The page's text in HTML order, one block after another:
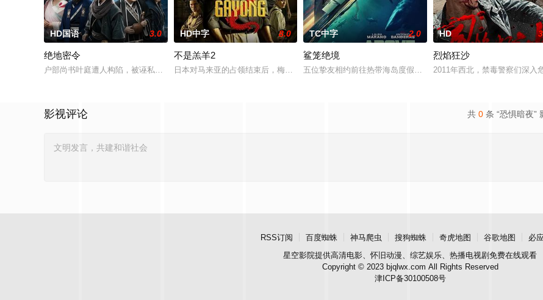
HD国语 3.0
绝地密令
户部尚书叶庭遭人构陷，被诬私贪国库银两，身陷囹圄在即，叶庭急召其子叶护相见。叶护心知父
HD中字 8.0
不是羔羊2
日本对马来亚的占领结束后，梅尔在新加坡的特别行动组担任警察。这一次，他要对付的是黑帮，
TC中字 2.0
鲨笼绝境
五位挚友相约前往热带海岛度假，计划在碧蓝海域中体验刺激的鲨鱼
HD
烈焰狂沙
2011年西北，禁毒警察们深入
共 0 条 “恐惧暗夜”
影视评论
RSS订阅 百度蜘蛛 神马爬虫 搜狗蜘蛛 奇虎地图 谷歌地图
必
星空影院提供高清电影、怀旧动漫、综艺娱乐、热播电视剧免费在线观看
Copyright © 2023 bjqlwx.com All Rights Reserved
津ICP备30100508号